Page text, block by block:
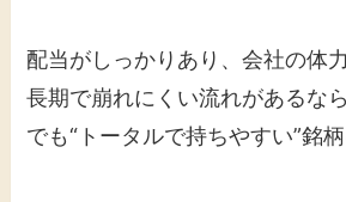
配当がしっかりあり、会社の体
長期で崩れにくい流れがあるな
でも“トータルで持ちやすい”銘柄